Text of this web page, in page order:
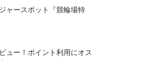
ャースポット『競輪場特
ュー！ポイント利用にオス